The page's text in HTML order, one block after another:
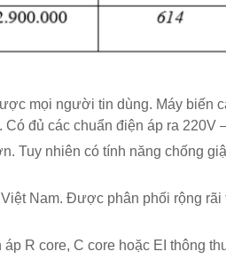
mọi người tin dùng. Máy biến
đủ các chuẩn điện áp ra 220V
Tuy nhiên có tính năng chống
Nam. Được phân phối rộng rãi
R core, C core hoặc EI thông